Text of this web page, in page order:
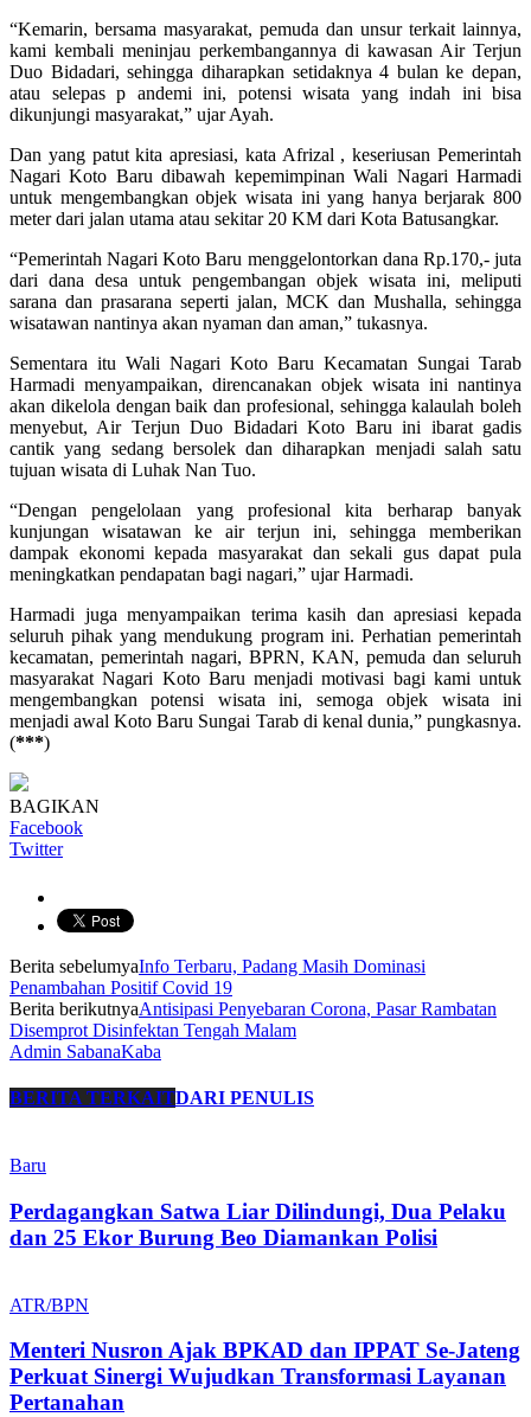
“Kemarin, bersama masyarakat, pemuda dan unsur terkait lainnya,
kami kembali meninjau perkembangannya di kawasan Air Terjun
Duo Bidadari, sehingga diharapkan setidaknya 4 bulan ke depan,
atau selepas p andemi ini, potensi wisata yang indah ini bisa
dikunjungi masyarakat,” ujar Ayah.
Dan yang patut kita apresiasi, kata Afrizal , keseriusan Pemerintah
Nagari Koto Baru dibawah kepemimpinan Wali Nagari Harmadi
untuk mengembangkan objek wisata ini yang hanya berjarak 800
meter dari jalan utama atau sekitar 20 KM dari Kota Batusangkar.
“Pemerintah Nagari Koto Baru menggelontorkan dana Rp.170,- juta
dari dana desa untuk pengembangan objek wisata ini, meliputi
sarana dan prasarana seperti jalan, MCK dan Mushalla, sehingga
wisatawan nantinya akan nyaman dan aman,” tukasnya.
Sementara itu Wali Nagari Koto Baru Kecamatan Sungai Tarab
Harmadi menyampaikan, direncanakan objek wisata ini nantinya
akan dikelola dengan baik dan profesional, sehingga kalaulah boleh
menyebut, Air Terjun Duo Bidadari Koto Baru ini ibarat gadis
cantik yang sedang bersolek dan diharapkan menjadi salah satu
tujuan wisata di Luhak Nan Tuo.
“Dengan pengelolaan yang profesional kita berharap banyak
kunjungan wisatawan ke air terjun ini, sehingga memberikan
dampak ekonomi kepada masyarakat dan sekali gus dapat pula
meningkatkan pendapatan bagi nagari,” ujar Harmadi.
Harmadi juga menyampaikan terima kasih dan apresiasi kepada
seluruh pihak yang mendukung program ini. Perhatian pemerintah
kecamatan, pemerintah nagari, BPRN, KAN, pemuda dan seluruh
masyarakat Nagari Koto Baru menjadi motivasi bagi kami untuk
mengembangkan potensi wisata ini, semoga objek wisata ini
menjadi awal Koto Baru Sungai Tarab di kenal dunia,” pungkasnya.
(***)
BAGIKAN
Facebook
Twitter
Berita sebelumyaInfo Terbaru, Padang Masih Dominasi
Penambahan Positif Covid 19
Berita berikutnyaAntisipasi Penyebaran Corona, Pasar Rambatan
Disemprot Disinfektan Tengah Malam
Admin SabanaKaba
BERITA TERKAITDARI PENULIS
Baru
Perdagangkan Satwa Liar Dilindungi, Dua Pelaku
dan 25 Ekor Burung Beo Diamankan Polisi
ATR/BPN
Menteri Nusron Ajak BPKAD dan IPPAT Se-Jateng
Perkuat Sinergi Wujudkan Transformasi Layanan
Pertanahan